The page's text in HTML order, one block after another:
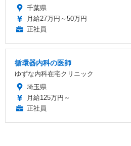
千葉県
月給27万円～50万円
正社員
循環器内科の医師
ゆずな内科在宅クリニック
埼玉県
月給125万円～
正社員